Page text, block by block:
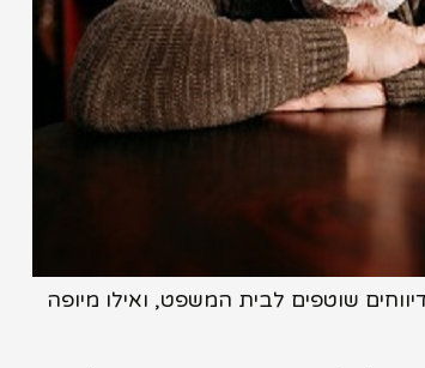
שוטפים לבית המשפט, ואילו מיופה